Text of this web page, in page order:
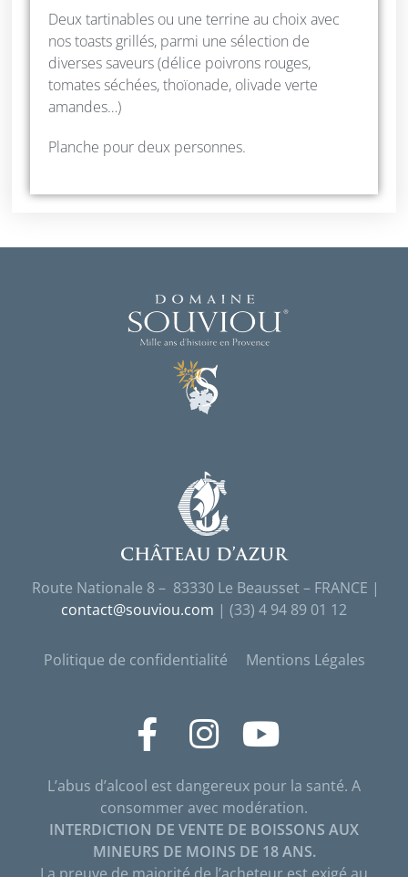
Deux tartinables ou une terrine au choix avec
nos toasts grillés, parmi une sélection de
diverses saveurs (délice poivrons rouges,
tomates séchées, thoïonade, olivade verte
amandes…)
Planche pour deux personnes.
Route Nationale 8 – 83330 Le Beausset – FRANCE |
contact@souviou.com | (33) 4 94 89 01 12
Politique de confidentialité Mentions Légales
L’abus d’alcool est dangereux pour la santé. A
consommer avec modération.
INTERDICTION DE VENTE DE BOISSONS AUX
MINEURS DE MOINS DE 18 ANS.